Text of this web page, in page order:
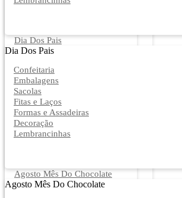
Dia Dos Pais
Dia Dos Pais
Confeitaria
Embalagens
Sacolas
Fitas e Laços
Formas e Assadeiras
Decoração
Lembrancinhas
Agosto Mês Do Chocolate
Agosto Mês Do Chocolate